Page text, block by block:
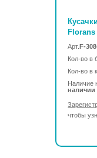
Арт.F-
Кол-во в
Кол-во в
Наличие
наличии
чтобы